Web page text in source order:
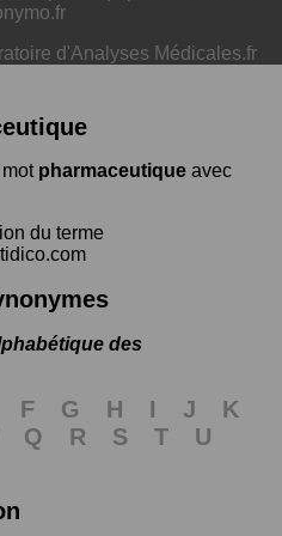
d'Analyses Médicales.fr
pharmaceutique avec
du terme
des
F G H I J
K
Q R S T
U